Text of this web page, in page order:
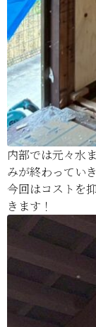
内部では元々水
みが終わってい
今回はコストを
きます！